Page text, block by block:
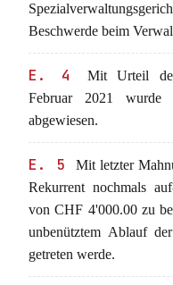
Beschwerde beim
E. 4
Mit Urteil
Februar 2021 wurde
abgewiesen.
E. 5
Mit letzter
Rekurrent nochmals
von CHF 4'000.00 zu
unbenütztem Ablauf
getreten werde.